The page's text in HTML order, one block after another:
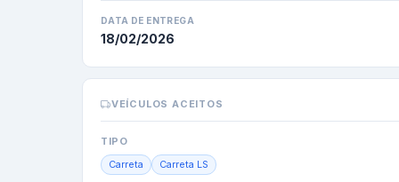
DATA DE ENTREGA
18/02/2026
VEÍCULOS ACEITOS
TIPO
Carreta Carreta LS